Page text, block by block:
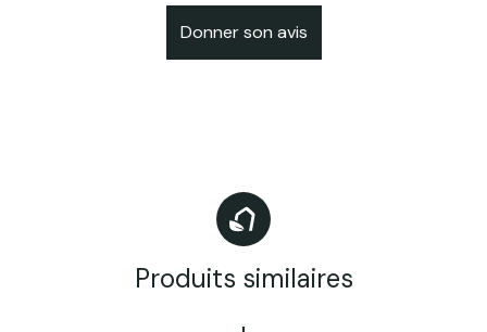
Donner son avis
Produits similaires